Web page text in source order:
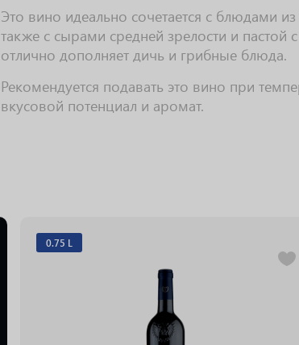
Это вино идеально сочетается с блюдами
также с сырами средней зрелости и
отлично дополняет дичь и грибные блюда.
Рекомендуется подавать это вино при
вкусовой потенциал и аромат.
0.75 L